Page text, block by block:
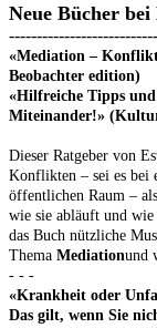
Neue Bücher
«Mediation –
Beobachter edition)
«Hilfreiche Tipps
Miteinander!»
Dieser Ratgeber von
Konflikten – sei es bei
öffentlichen Raum – als
wie sie abläuft und wie
das Buch nützliche
Thema Mediationund
- - -
«Krankheit oder
Das gilt, wenn Sie